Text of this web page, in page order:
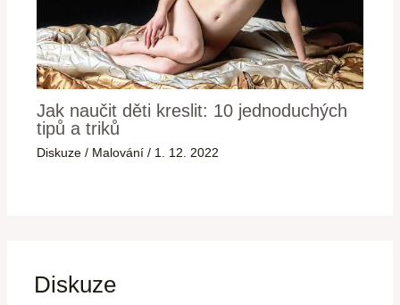
Jak naučit děti kreslit: 10 jednoduchých
tipů a triků
Diskuze / Malování / 1. 12. 2022
Diskuze